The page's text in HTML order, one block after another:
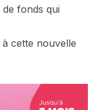
fonds qui
cette nouvelle